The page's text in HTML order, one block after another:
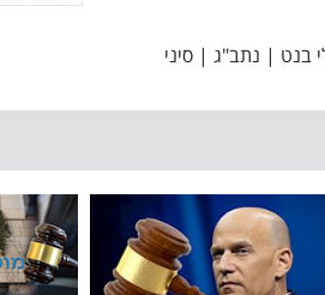
בנט | נתב"ג | סיני